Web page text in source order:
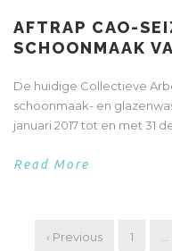
AFTRAP CAO-
SCHOONMAAK
De huidige Collectieve
schoonmaak- en
januari 2017 tot en met 31
Read More
‹ Previous 1 …